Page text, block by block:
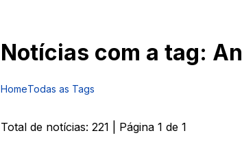
Notícias com a tag:
HomeTodas as Tags
Total de notícias: 221 | Página 1 de 1